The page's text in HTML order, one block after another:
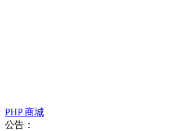
PHP商城
公告：